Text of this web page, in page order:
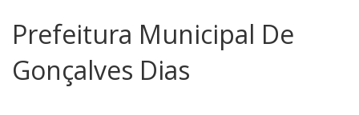
Prefeitura Municipal De
Gonçalves Dias